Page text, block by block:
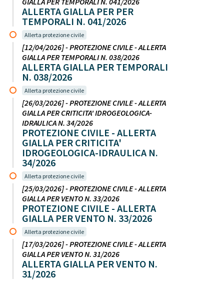
ALLERTA GIALLA PER PER
TEMPORALI N. 041/2026
Allerta protezione civile
[12/04/2026] - PROTEZIONE CIVILE - ALLERTA
GIALLA PER TEMPORALI N. 038/2026
ALLERTA GIALLA PER TEMPORALI
N. 038/2026
Allerta protezione civile
[26/03/2026] - PROTEZIONE CIVILE - ALLERTA
GIALLA PER CRITICITA' IDROGEOLOGICA-
IDRAULICA N. 34/2026
PROTEZIONE CIVILE - ALLERTA
GIALLA PER CRITICITA'
IDROGEOLOGICA-IDRAULICA N.
34/2026
Allerta protezione civile
[25/03/2026] - PROTEZIONE CIVILE - ALLERTA
GIALLA PER VENTO N. 33/2026
PROTEZIONE CIVILE - ALLERTA
GIALLA PER VENTO N. 33/2026
Allerta protezione civile
[17/03/2026] - PROTEZIONE CIVILE - ALLERTA
GIALLA PER VENTO N. 31/2026
ALLERTA GIALLA PER VENTO N.
31/2026